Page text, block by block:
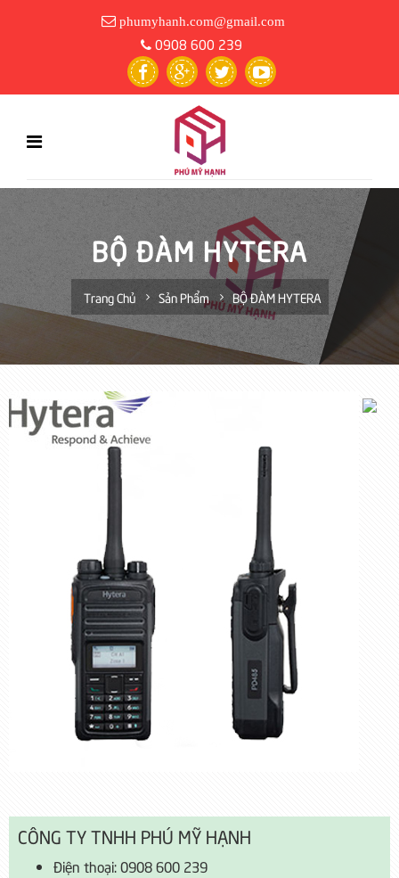
phumyhanh.com@gmail.com
0908 600 239
BỘ ĐÀM HYTERA
Trang Chủ Sản Phẩm BỘ ĐÀM HYTERA
CÔNG TY TNHH PHÚ MỸ HẠNH
Điện thoại: 0908 600 239